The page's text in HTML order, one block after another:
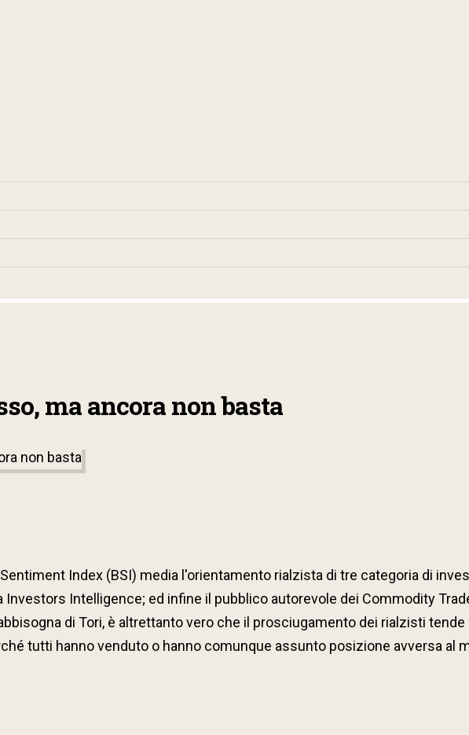
ma ancora non basta
Sentiment Index (BSI) media l'orientamento rialzista di tre categoria di
Intelligence; ed infine il pubblico autorevole dei Commodity
di Tori, è altrettanto vero che il prosciugamento dei rialzisti
tutti hanno venduto o hanno comunque assunto posizione avversa al